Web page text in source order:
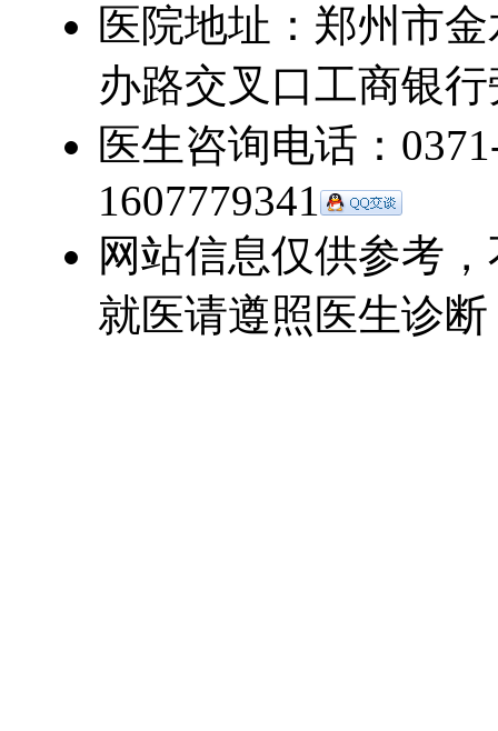
医院地址：郑州市
办路交叉口工商银
医生咨询电话：
1607779341
网站信息仅供参考
就医请遵照医生诊断